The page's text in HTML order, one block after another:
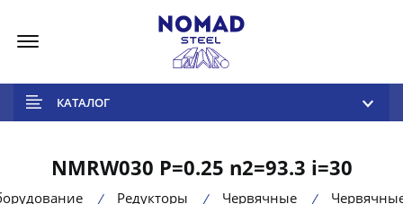
КАТАЛОГ
NMRW030 P=0.25 n2=93.3 i=30
Редукторы
Червячные